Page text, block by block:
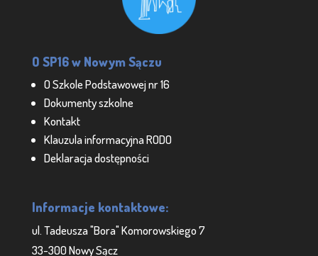
O SP16 w Nowym Sączu
O Szkole Podstawowej nr 16
Dokumenty szkolne
Kontakt
Klauzula informacyjna RODO
Deklaracja dostępności
Informacje kontaktowe:
ul. Tadeusza "Bora" Komorowskiego 7
33-300 Nowy Sącz